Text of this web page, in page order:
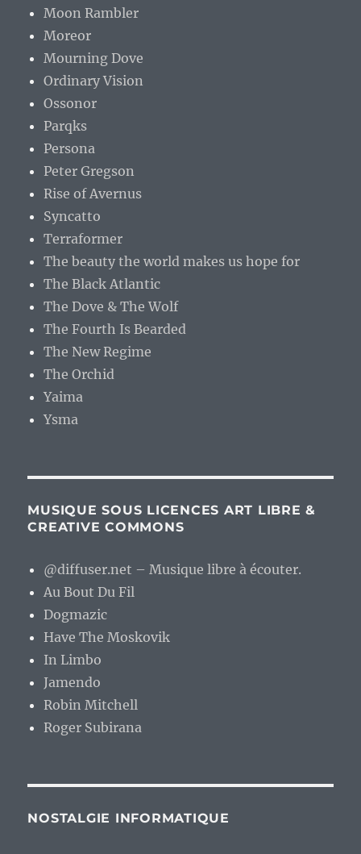
Moon Rambler
Moreor
Mourning Dove
Ordinary Vision
Ossonor
Parqks
Persona
Peter Gregson
Rise of Avernus
Syncatto
Terraformer
The beauty the world makes us hope for
The Black Atlantic
The Dove & The Wolf
The Fourth Is Bearded
The New Regime
The Orchid
Yaima
Ysma
MUSIQUE SOUS LICENCES ART LIBRE &
CREATIVE COMMONS
@diffuser.net – Musique libre à écouter.
Au Bout Du Fil
Dogmazic
Have The Moskovik
In Limbo
Jamendo
Robin Mitchell
Roger Subirana
NOSTALGIE INFORMATIQUE